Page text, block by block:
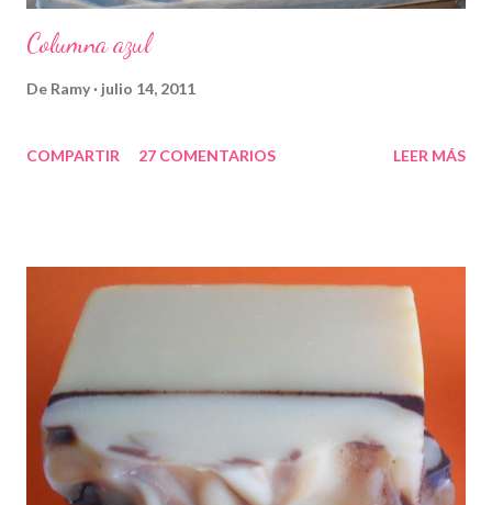
Columna azul
De Ramy julio 14, 2011
COMPARTIR 27 COMENTARIOS LEER MÁS